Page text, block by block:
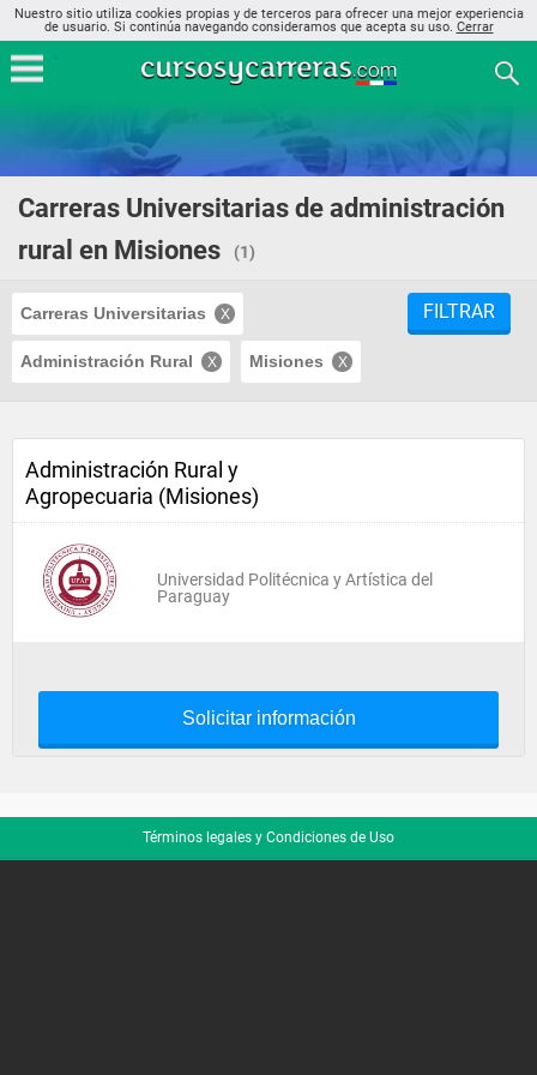
Nuestro sitio utiliza cookies propias y de terceros para ofrecer una mejor experiencia
de usuario. Si continúa navegando consideramos que acepta su uso. Cerrar
Carreras Universitarias de administración
rural en Misiones
(1)
Carreras Universitarias
Administración Rural Misiones
FILTRAR
Administración Rural y
Agropecuaria (Misiones)
Universidad Politécnica y Artística del
Paraguay
Solicitar información
Términos legales y Condiciones de Uso